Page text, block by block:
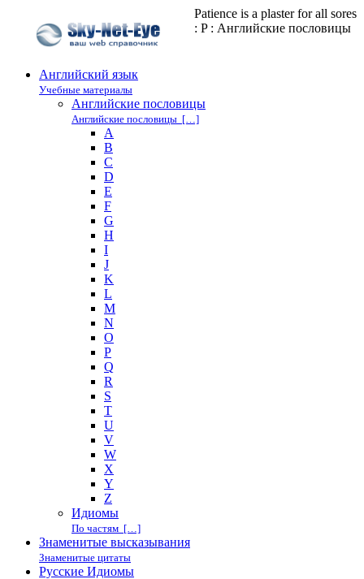
Patience is a plaster for all sores
: P : Английские пословицы
Английский язык
Учебные материалы
Английские пословицы
Английские пословицы […]
A
B
C
D
E
F
G
H
I
J
K
L
M
N
O
P
Q
R
S
T
U
V
W
X
Y
Z
Идиомы
По частям […]
Знаменитые высказывания
Знаменитые цитаты
Русские Идиомы